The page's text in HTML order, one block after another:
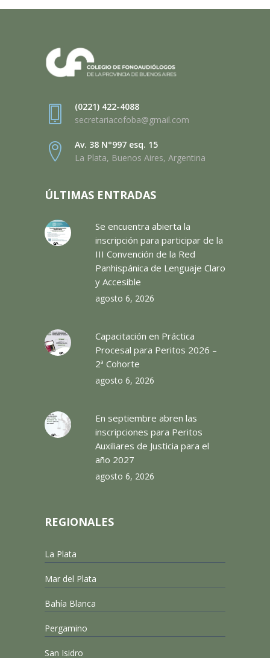
(0221) 422-4088
secretariacofoba@gmail.com
Av. 38 N°997 esq. 15
La Plata, Buenos Aires, Argentina
ÚLTIMAS ENTRADAS
Se encuentra abierta la
inscripción para participar de la
III Convención de la Red
Panhispánica de Lenguaje Claro
y Accesible
agosto 6, 2026
Capacitación en Práctica
Procesal para Peritos 2026 –
2ª Cohorte
agosto 6, 2026
En septiembre abren las
inscripciones para Peritos
Auxiliares de Justicia para el
año 2027
agosto 6, 2026
REGIONALES
La Plata
Mar del Plata
Bahía Blanca
Pergamino
San Isidro